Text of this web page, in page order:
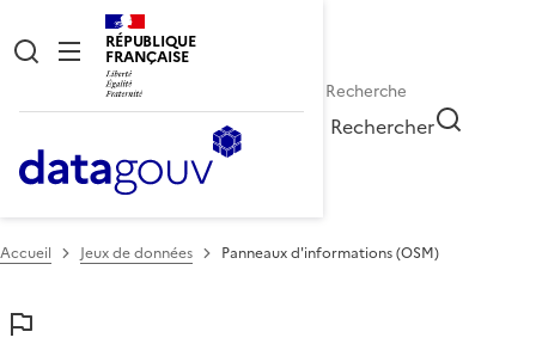
RÉPUBLIQUE
FRANÇAISE
Rechercher
Accueil Jeux de données Panneaux d'informations (OSM)